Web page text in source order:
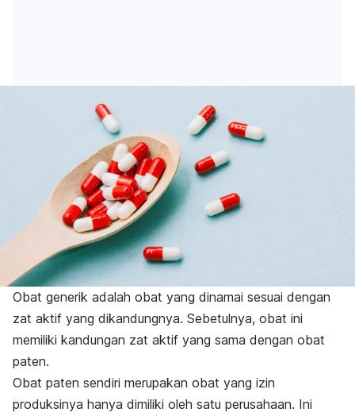
Obat generik adalah obat yang dinamai sesuai dengan
zat aktif yang dikandungnya. Sebetulnya, obat ini
memiliki kandungan zat aktif yang sama dengan obat
paten.
Obat paten sendiri merupakan obat yang izin
produksinya hanya dimiliki oleh satu perusahaan. Ini